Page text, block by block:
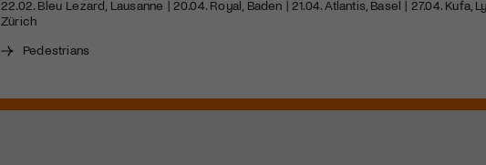
22.02. Bleu Lezard, Lausanne | 20.04. Royal, Baden | 21.04. Atlantis, Basel | 27.04. Kufa,
Zürich
Pedestrians
Jetzt Mitglied werden